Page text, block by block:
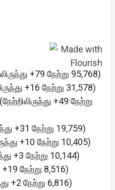
+79 நேற்று 95,768)
+16 நேற்று 31,578)
+49 நேற்று
+31 நேற்று 19,759)
+10 நேற்று 10,405)
+3 நேற்று 10,144)
+19 நேற்று 8,516)
+2 நேற்று 6,816)